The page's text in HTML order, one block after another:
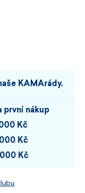
KAMArády.
první nákup
Kč
Kč
Kč